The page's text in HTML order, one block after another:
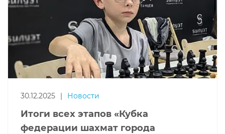
30.12.2025 | Новости
Итоги всех этапов «Кубка
федерации шахмат города